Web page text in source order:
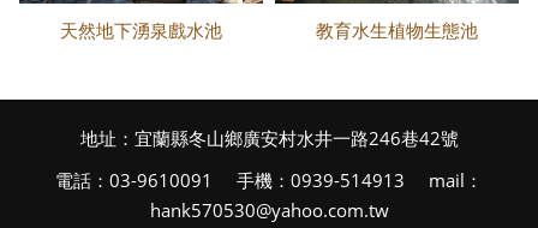
天然地下湧泉戲水池 教育水生植物生態池
地址：宜蘭縣冬山鄉廣安村水井一路246巷42號
電話：03-9610091 手機：0939-514913 mail：
hank570530@yahoo.com.tw